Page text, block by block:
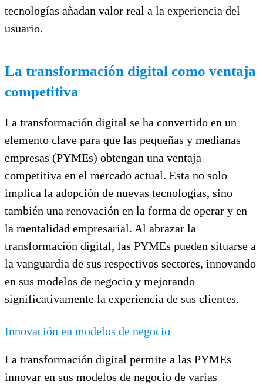
tecnologías añadan valor real a la experiencia del
usuario.
La transformación digital como ventaja
competitiva
La transformación digital se ha convertido en un
elemento clave para que las pequeñas y medianas
empresas (PYMEs) obtengan una ventaja
competitiva en el mercado actual. Esta no solo
implica la adopción de nuevas tecnologías, sino
también una renovación en la forma de operar y en
la mentalidad empresarial. Al abrazar la
transformación digital, las PYMEs pueden situarse a
la vanguardia de sus respectivos sectores, innovando
en sus modelos de negocio y mejorando
significativamente la experiencia de sus clientes.
Innovación en modelos de negocio
La transformación digital permite a las PYMEs
innovar en sus modelos de negocio de varias